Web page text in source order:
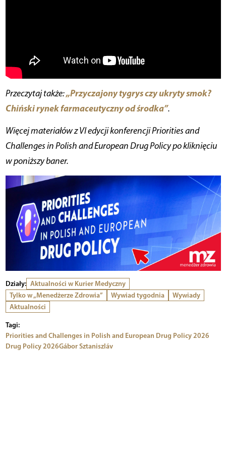
Przeczytaj także:„Przyczajony tygrys czy ukryty smok?
Chiński rynek farmaceutyczny od środka”.
Więcej materiałów z VI edycji konferencji Priorities and
Challenges in Polish and European Drug Policy po kliknięciu
w poniższy baner.
Działy: Aktualności w Kurier Medyczny
Tylko w „Menedżerze Zdrowia”
Wywiad tygodnia
Wywiady
Aktualności
Tagi:
Priorities and Challenges in Polish and European Drug Policy 2026
Drug Policy 2026Gábor Sztaniszláv